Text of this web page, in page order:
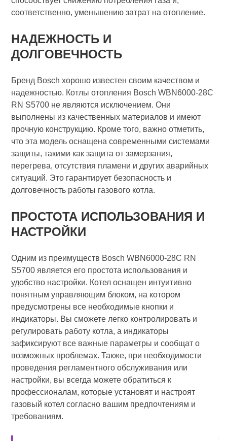
соответственно, уменьшению затрат на отопление.
НАДЕЖНОСТЬ И
ДОЛГОВЕЧНОСТЬ
Бренд Bosch хорошо известен своим качеством и
надежностью. Котлы отопления Bosch WBN6000-28C
RN S5700 не являются исключением. Они
выполнены из качественных материалов и имеют
прочную конструкцию. Кроме того, важно отметить,
что эта модель оснащена современными системами
защиты, такими как защита от замерзания,
перегрева, отсутствия пламени и других аварийных
ситуаций. Это гарантирует безопасность и
долговечность работы газового котла.
ПРОСТОТА ИСПОЛЬЗОВАНИЯ И
НАСТРОЙКИ
Одним из преимуществ Bosch WBN6000-28C RN
S5700 является его простота использования и
удобство настройки. Котел оснащен интуитивно
понятным управляющим блоком, на котором
предусмотрены все необходимые кнопки и
индикаторы. Вы сможете легко контролировать и
регулировать работу котла, а индикаторы
зафиксируют все важные параметры и сообщат о
возможных проблемах. Также, при необходимости
проведения регламентного обслуживания или
настройки, вы всегда можете обратиться к
профессионалам, которые установят и настроят
газовый котел согласно вашим предпочтениям и
требованиям.